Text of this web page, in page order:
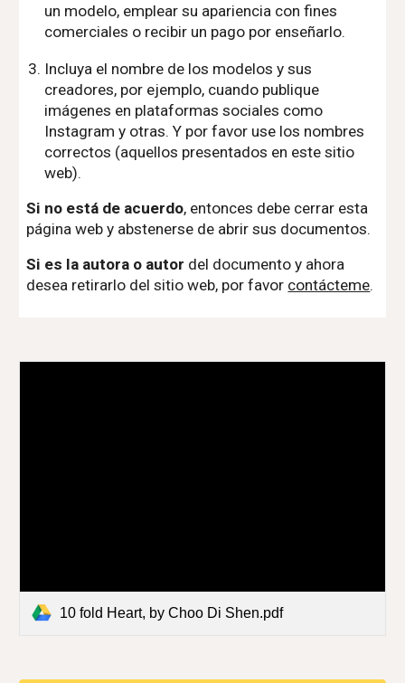
un modelo, emplear su apariencia con fines
comerciales o recibir un pago por enseñarlo.
Incluya el nombre de los modelos y sus
creadores, por ejemplo, cuando publique
imágenes en plataformas sociales como
Instagram y otras. Y por favor use los nombres
correctos (aquellos presentados en este sitio
web).
Si no está de acuerdo, entonces debe cerrar esta
página web y abstenerse de abrir sus documentos.
Si es la autora o autor del documento y ahora
desea retirarlo del sitio web, por favor contácteme.
10 fold Heart, by Choo Di Shen.pdf